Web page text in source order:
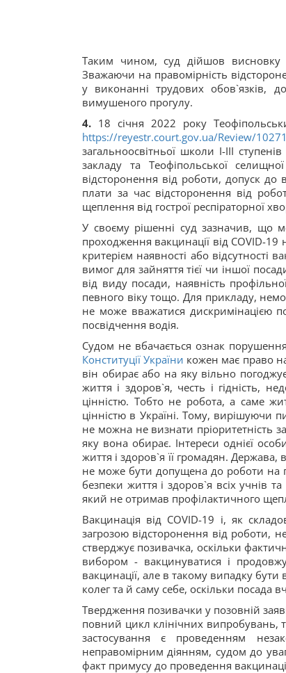
Таким чином, суд дійшов висновку
Зважаючи на правомірність
у виконанні трудових обов`язків,
вимушеного прогулу.
4. 18 січня 2022 року
https://reyestr.court.gov.ua/Review/
загальноосвітньої школи І-ІІІ
закладу та Теофіпольської
відсторонення від роботи, допуск до
плати за час відсторонення від
щеплення від гострої респіраторної
У своєму рішенні суд зазначив, що
проходження вакцинації від COVID-
критерієм наявності або
вимог для зайняття тієї чи іншої
від виду посади, наявність
певного віку тощо. Для прикладу,
не може вважатися дискримінацією
посвідчення водія.
Судом не вбачається ознак
Конституції України кожен має право
він обирає або на яку вільно
життя і здоров`я, честь і гідність,
цінністю. Тобто не робота, а саме
цінністю в Україні. Тому, вирішуючи
не можна не визнати пріоритетність
яку вона обирає. Інтереси однієї
життя і здоров`я її громадян.
не може бути допущена до роботи на
безпеки життя і здоров`я всіх учнів
який не отримав профілактичного
Вакцинація від COVID-19 і, як
загрозою відсторонення від роботи,
стверджує позивачка, оскільки
вибором - вакцинуватися і
вакцинації, але в такому випадку
колег та й саму себе, оскільки посада
Твердження позивачки у позовній
повний цикл клінічних випробувань,
застосування є проведенням
неправомірним діянням, судом до
факт примусу до проведення